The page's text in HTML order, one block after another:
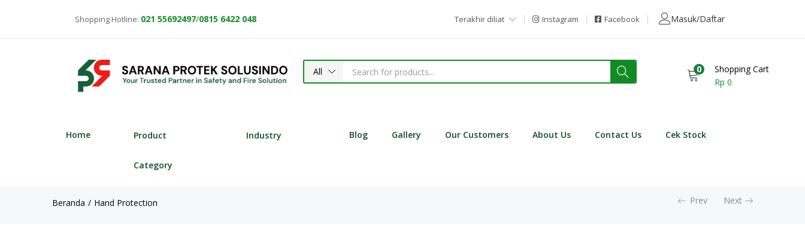
Shopping Hotline: 021 55692497/0815 6422 048 Terakhir diliat Instagram Facebook Masuk/Daftar
All 0
Shopping Cart
Rp 0
Home Product
Category
Industry Blog Gallery Our Customers About Us Contact Us Cek Stock
Beranda Hand Protection Prev Next